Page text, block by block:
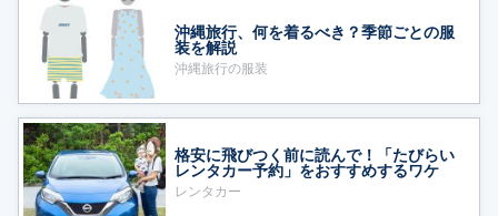
沖縄旅行、何を着るべき？季節ごとの服
装を解説
沖縄旅行の服装
格安に飛びつく前に読んで！「たびらい
レンタカー予約」をおすすめするワケ
レンタカー